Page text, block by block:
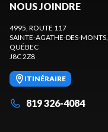
NOUS JOINDRE
4995, ROUTE 117
SAINTE-AGATHE-DES-MONTS,
QUÉBEC
J8C 2Z8
ITINÉRAIRE
819 326-4084